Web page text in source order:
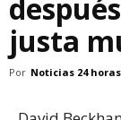
justa
Por Noticias 24 horas